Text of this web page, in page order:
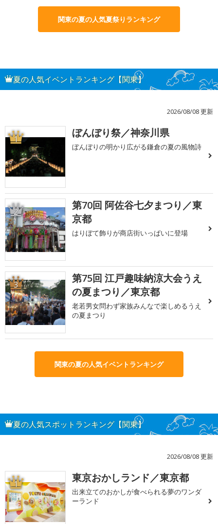
関東の夏の人気夏祭りランキング
夏の人気イベントランキング【関東】
2026/08/08 更新
1 ぼんぼり祭／神奈川県
ぼんぼりの明かり広がる鎌倉の夏の風物詩
2
第70回 阿佐谷七夕まつり／東
京都
はりぼて飾りが商店街いっぱいに登場
3
第75回 江戸趣味納涼大会うえ
の夏まつり／東京都
老若男女問わず家族みんなで楽しめるうえ
の夏まつり
関東の夏の人気イベントランキング
夏の人気スポットランキング【関東】
2026/08/08 更新
1 東京おかしランド／東京都
出来立てのおかしが食べられる夢のワンダ
ーランド